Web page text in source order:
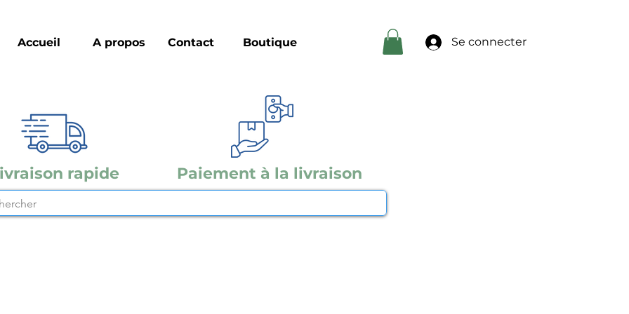
Accueil A propos Contact Boutique Se connecter
rapide Paiement à la livraison